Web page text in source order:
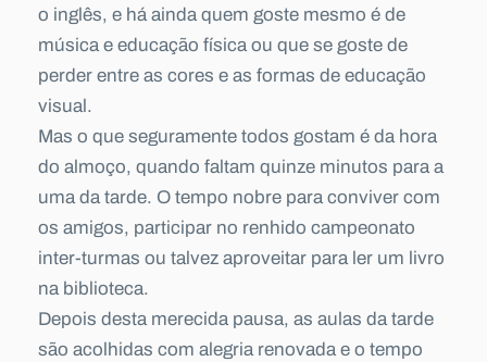
o inglês, e há ainda quem goste mesmo é de
música e educação física ou que se goste de
perder entre as cores e as formas de educação
visual.
Mas o que seguramente todos gostam é da hora
do almoço, quando faltam quinze minutos para a
uma da tarde. O tempo nobre para conviver com
os amigos, participar no renhido campeonato
inter-turmas ou talvez aproveitar para ler um livro
na biblioteca.
Depois desta merecida pausa, as aulas da tarde
são acolhidas com alegria renovada e o tempo